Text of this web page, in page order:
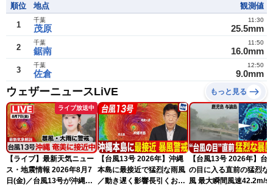
順位 地点 観測値
1 茂原
千葉
25.5mm
11:30
2 鋸南
千葉
16.0mm
11:50
3 佐倉
千葉
9.0mm
12:50
ウェザーニュースLiVE もっと見る
ライブ放送中
【ライブ】最新天気ニュー
ス・地震情報 2026年8月7
日(金)／台風13号が沖縄・
【台風13号 2026年】沖縄
本島に最接近で猛烈な雨風
／動き遅く影響長引くおそ
【台風13号 2026年】台
の目に入る直前の猛烈な
風 最大瞬間風速42.2m/s